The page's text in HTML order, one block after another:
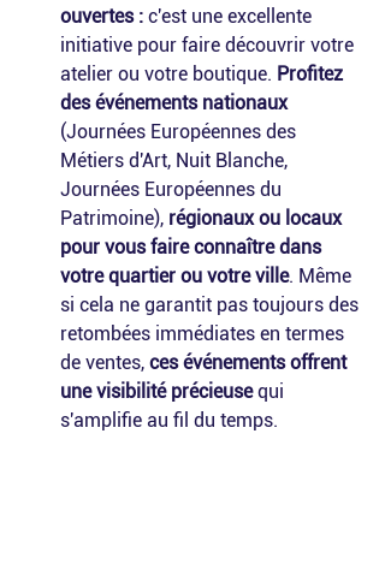
ouvertes : c'est une excellente
initiative pour faire découvrir votre
atelier ou votre boutique. Profitez
des événements nationaux
(Journées Européennes des
Métiers d'Art, Nuit Blanche,
Journées Européennes du
Patrimoine), régionaux ou locaux
pour vous faire connaître dans
votre quartier ou votre ville. Même
si cela ne garantit pas toujours des
retombées immédiates en termes
de ventes, ces événements offrent
une visibilité précieuse qui
s'amplifie au fil du temps.